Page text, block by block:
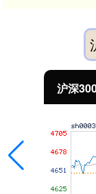
沪深